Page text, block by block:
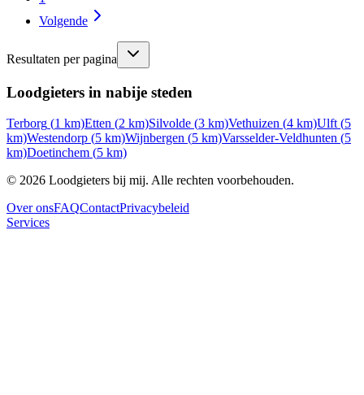
Volgende
Resultaten per pagina
Loodgieters in nabije steden
Terborg (1 km)Etten (2 km)Silvolde (3 km)Vethuizen (4 km)Ulft (5
km)Westendorp (5 km)Wijnbergen (5 km)Varsselder-Veldhunten (5
km)Doetinchem (5 km)
© 2026 Loodgieters bij mij. Alle rechten voorbehouden.
Over onsFAQContactPrivacybeleid
Services